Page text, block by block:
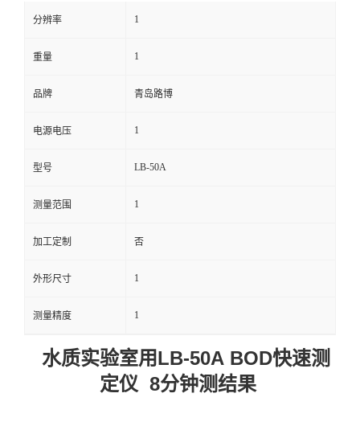
在
线
留
言
分辨率 1
重量 1
品牌 青岛路博
电源电压 1
型号 LB-50A
测量范围 1
加工定制 否
外形尺寸 1
测量精度 1
水质实验室用LB-50A BOD快速测
定仪 8分钟测结果